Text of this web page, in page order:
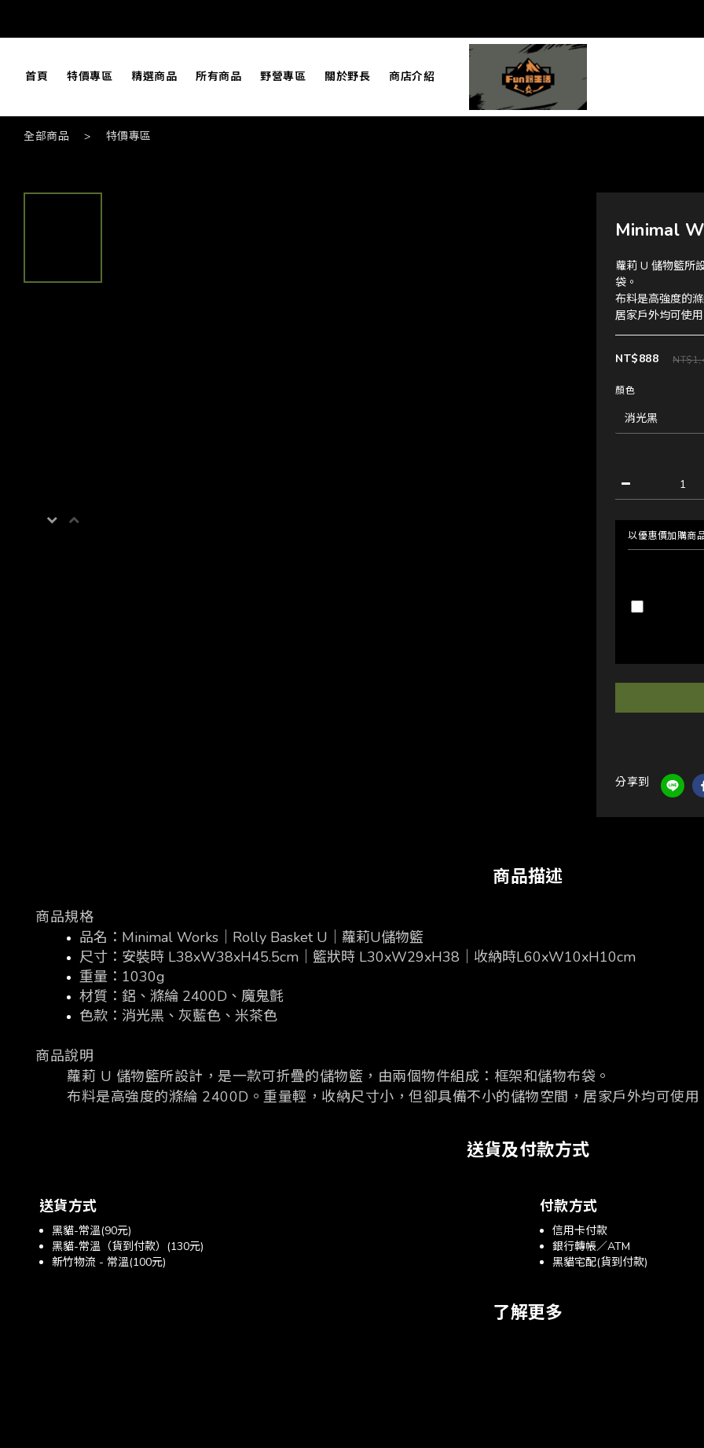
首頁 特價專區 精選商品 所有商品 野營專區 關於野長 商店介紹
全部商品 > 特價專區
Minimal
蘿莉 U 儲物籃所
袋。
布料是高強度的
居家戶外均可使
NT$888
顏色
以優惠價加購商
分享到
商品描述
商品規格
品名： Minimal Works Rolly Basket U ｜蘿莉U儲物籃
尺寸：安裝時 L38xW38xH45.5cm ｜籃狀時 L30xW29xH38 ｜收納時L60xW10xH10cm
重量： 1030g
材質：鋁、滌綸 2400D 、魔鬼氈
色款： 消光黑、灰藍色、米茶色
商品說明
蘿莉 U 儲物籃所設計，是一款可折疊的儲物籃，由兩個物件組成：框架和儲物布袋。
布料是高強度的滌綸 2400D 。重量輕，收納尺寸小，但卻具備不小的儲物空間，居家戶外均可使用
送貨及付款方式
送貨方式
黑貓-常溫(90元)
黑貓-常溫（貨到付款）(130元)
新竹物流 - 常溫(100元)
付款方式
信用卡付款
銀行轉帳／ATM
黑貓宅配(貨到付款)
了解更多